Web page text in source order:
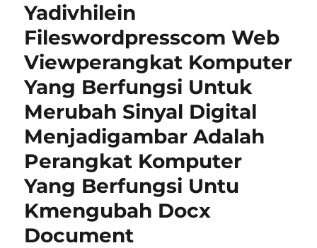
Yadivhilein
Fileswordpresscom Web
Viewperangkat Komputer
Yang Berfungsi Untuk
Merubah Sinyal Digital
Menjadigambar Adalah
Perangkat Komputer
Yang Berfungsi Untu
Kmengubah Docx
Document